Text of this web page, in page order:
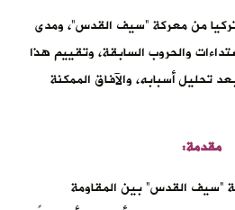
من معركة “سيف القدس”، ومدى
والحروب السابقة، وتقييم هذا
تحليل أسبابه، والآفاق الممكنة
مقدمة:
معركة “سيف القدس” بين المقاومة